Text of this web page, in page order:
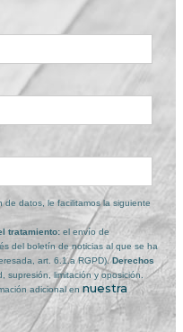
de datos, le facilitamos la siguiente
tratamiento: el envío de
del boletín de noticias al que se ha
art. 6.1.a RGPD). Derechos
supresión, limitación y oposición.
adicional en nuestra